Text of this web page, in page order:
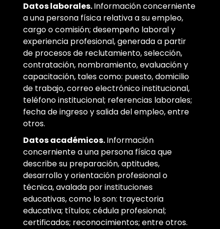
Datos laborales.Información concerniente
a una persona física relativa a su empleo,
cargo o comisión; desempeño laboral y
experiencia profesional, generada a partir
de procesos de reclutamiento, selección,
contratación, nombramiento, evaluación y
capacitación, tales como: puesto, domicilio
de trabajo, correo electrónico institucional,
teléfono institucional; referencias laborales;
fecha de ingreso y salida del empleo, entre
otros.
Datos académicos.Información
concerniente a una persona física que
describe su preparación, aptitudes,
desarrollo y orientación profesional o
técnica, avalada por instituciones
educativas, como lo son: trayectoria
educativa; títulos; cédula profesional;
certificados; reconocimientos; entre otros.